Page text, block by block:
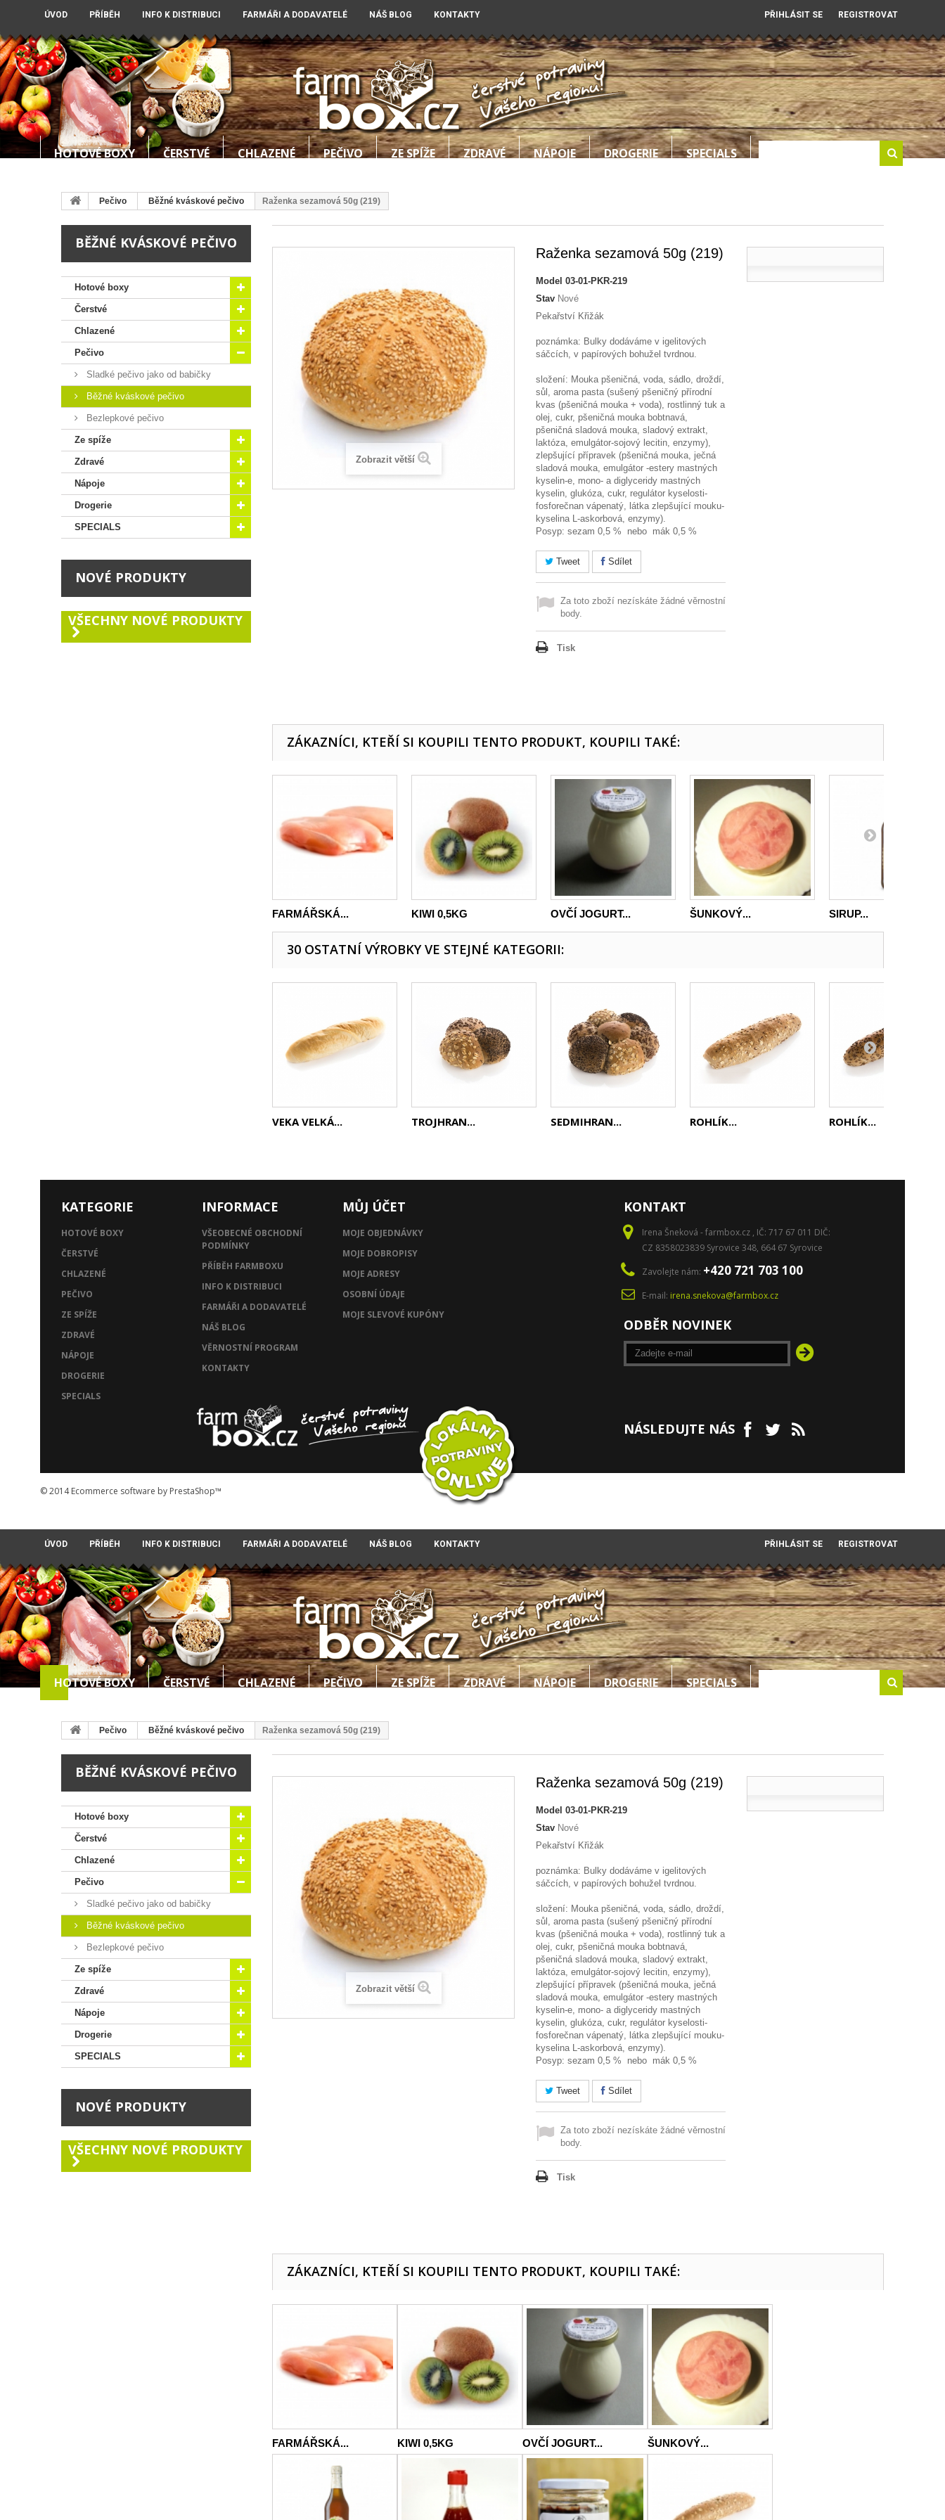
ÚVOD PŘÍBĚH INFO K DISTRIBUCI FARMÁŘI A DODAVATELÉ NÁŠ BLOG KONTAKTY PŘIHLÁSIT SE REGISTROVAT
HOTOVÉ BOXY ČERSTVÉ CHLAZENÉ PEČIVO ZE SPÍŽE ZDRAVÉ NÁPOJE DROGERIE SPECIALS
Pečivo Běžné kváskové pečivo Raženka sezamová 50g (219)
BĚŽNÉ KVÁSKOVÉ PEČIVO
Hotové boxy
Čerstvé
Chlazené
Pečivo
Sladké pečivo jako od babičky
Běžné kváskové pečivo
Bezlepkové pečivo
Ze spíže
Zdravé
Nápoje
Drogerie
SPECIALS
NOVÉ PRODUKTY
VŠECHNY NOVÉ PRODUKTY
Zobrazit větší
Raženka sezamová 50g (219)
Model 03-01-PKR-219
Stav Nové
Pekařství Křižák
poznámka: Bulky dodáváme v igelitových
sáčcích, v papírových bohužel tvrdnou.
složení: Mouka pšeničná, voda, sádlo, droždí,
sůl, aroma pasta (sušený pšeničný přírodní
kvas (pšeničná mouka + voda), rostlinný tuk a
olej, cukr, pšeničná mouka bobtnavá,
pšeničná sladová mouka, sladový extrakt,
laktóza, emulgátor-sojový lecitin, enzymy),
zlepšující přípravek (pšeničná mouka, ječná
sladová mouka, emulgátor -estery mastných
kyselin-e, mono- a diglyceridy mastných
kyselin, glukóza, cukr, regulátor kyselosti-
fosforečnan vápenatý, látka zlepšující mouku-
kyselina L-askorbová, enzymy).
Posyp: sezam 0,5 % nebo mák 0,5 %
Tweet Sdílet
Za toto zboží nezískáte žádné věrnostní
body.
Tisk
ZÁKAZNÍCI, KTEŘÍ SI KOUPILI TENTO PRODUKT, KOUPILI TAKÉ:
FARMÁŘSKÁ... KIWI 0,5KG OVČÍ JOGURT... ŠUNKOVÝ... SIRUP...
30 OSTATNÍ VÝROBKY VE STEJNÉ KATEGORII:
VEKA VELKÁ... TROJHRAN... SEDMIHRAN... ROHLÍK... ROHLÍK...
KATEGORIE
HOTOVÉ BOXY
ČERSTVÉ
CHLAZENÉ
PEČIVO
ZE SPÍŽE
ZDRAVÉ
NÁPOJE
DROGERIE
SPECIALS
INFORMACE
VŠEOBECNÉ OBCHODNÍ
PODMÍNKY
PŘÍBĚH FARMBOXU
INFO K DISTRIBUCI
FARMÁŘI A DODAVATELÉ
NÁŠ BLOG
VĚRNOSTNÍ PROGRAM
KONTAKTY
© 2014Ecommerce software by PrestaShop™
MŮJ ÚČET
MOJE OBJEDNÁVKY
MOJE DOBROPISY
MOJE ADRESY
OSOBNÍ ÚDAJE
MOJE SLEVOVÉ KUPÓNY
KONTAKT
Irena Šneková - farmbox.cz , IČ: 717 67 011 DIČ:
CZ 8358023839 Syrovice 348, 664 67 Syrovice
Zavolejte nám: +420 721 703 100
E-mail: irena.snekova@farmbox.cz
ODBĚR NOVINEK
NÁSLEDUJTE NÁS
ÚVOD PŘÍBĚH INFO K DISTRIBUCI FARMÁŘI A DODAVATELÉ NÁŠ BLOG KONTAKTY PŘIHLÁSIT SE REGISTROVAT
HOTOVÉ BOXY ČERSTVÉ CHLAZENÉ PEČIVO ZE SPÍŽE ZDRAVÉ NÁPOJE DROGERIE SPECIALS
Pečivo Běžné kváskové pečivo Raženka sezamová 50g (219)
BĚŽNÉ KVÁSKOVÉ PEČIVO
Hotové boxy
Čerstvé
Chlazené
Pečivo
Sladké pečivo jako od babičky
Běžné kváskové pečivo
Bezlepkové pečivo
Ze spíže
Zdravé
Nápoje
Drogerie
SPECIALS
NOVÉ PRODUKTY
VŠECHNY NOVÉ PRODUKTY
Zobrazit větší
Raženka sezamová 50g (219)
Model 03-01-PKR-219
Stav Nové
Pekařství Křižák
poznámka: Bulky dodáváme v igelitových
sáčcích, v papírových bohužel tvrdnou.
složení: Mouka pšeničná, voda, sádlo, droždí,
sůl, aroma pasta (sušený pšeničný přírodní
kvas (pšeničná mouka + voda), rostlinný tuk a
olej, cukr, pšeničná mouka bobtnavá,
pšeničná sladová mouka, sladový extrakt,
laktóza, emulgátor-sojový lecitin, enzymy),
zlepšující přípravek (pšeničná mouka, ječná
sladová mouka, emulgátor -estery mastných
kyselin-e, mono- a diglyceridy mastných
kyselin, glukóza, cukr, regulátor kyselosti-
fosforečnan vápenatý, látka zlepšující mouku-
kyselina L-askorbová, enzymy).
Posyp: sezam 0,5 % nebo mák 0,5 %
Tweet Sdílet
Za toto zboží nezískáte žádné věrnostní
body.
Tisk
ZÁKAZNÍCI, KTEŘÍ SI KOUPILI TENTO PRODUKT, KOUPILI TAKÉ:
FARMÁŘSKÁ... KIWI 0,5KG OVČÍ JOGURT... ŠUNKOVÝ...